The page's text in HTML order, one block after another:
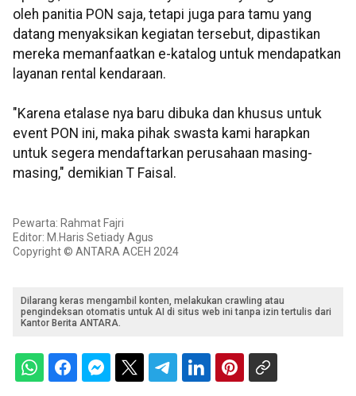
oleh panitia PON saja, tetapi juga para tamu yang
datang menyaksikan kegiatan tersebut, dipastikan
mereka memanfaatkan e-katalog untuk mendapatkan
layanan rental kendaraan.
"Karena etalase nya baru dibuka dan khusus untuk
event PON ini, maka pihak swasta kami harapkan
untuk segera mendaftarkan perusahaan masing-
masing," demikian T Faisal.
Pewarta: Rahmat Fajri
Editor: M.Haris Setiady Agus
Copyright © ANTARA ACEH 2024
Dilarang keras mengambil konten, melakukan crawling atau
pengindeksan otomatis untuk AI di situs web ini tanpa izin tertulis dari
Kantor Berita ANTARA.